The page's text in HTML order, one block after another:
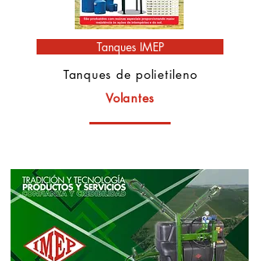
Tanques IMEP
Tanques de polietileno
Volantes